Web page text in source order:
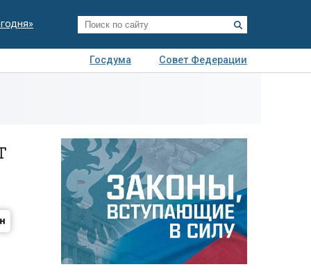
Госдума
Совет Федерации